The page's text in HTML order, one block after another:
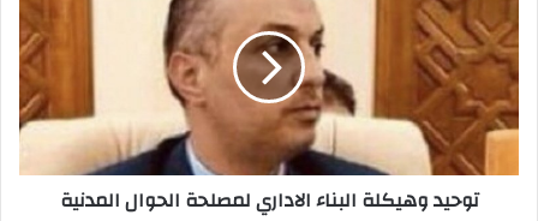
ل
إ
ك
ت
توحيد وهيكلة البناء الاداري لمصلحة الحوال المدنية